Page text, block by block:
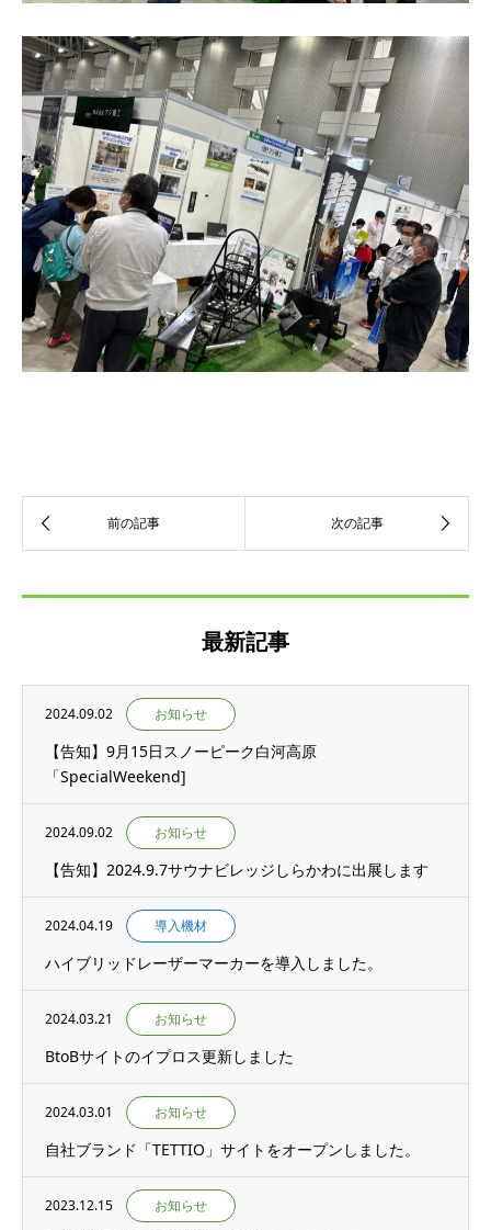
最新記事
2024.09.02 お知らせ
【告知】9月15日スノーピーク白河高原
「SpecialWeekend]
2024.09.02 お知らせ
【告知】2024.9.7サウナビレッジしらかわに出展します
2024.04.19 導入機材
ハイブリッドレーザーマーカーを導入しました。
2024.03.21 お知らせ
BtoBサイトのイプロス更新しました
2024.03.01 お知らせ
自社ブランド「TETTIO」サイトをオープンしました。
2023.12.15 お知らせ